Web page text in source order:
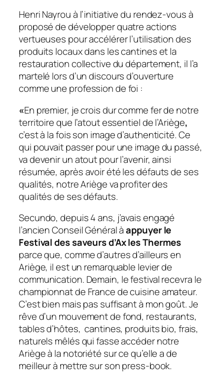
Henri Nayrou à l’initiative du rendez-vous à
proposé de développer quatre actions
vertueuses pour accélérer l’utilisation des
produits locaux dans les cantines et la
restauration collective du département, il l’a
martelé lors d’un discours d’ouverture
comme une profession de foi :
«En premier, je crois dur comme fer de notre
territoire que l’atout essentiel de l’Ariège,
c’est à la fois son image d’authenticité. Ce
qui pouvait passer pour une image du passé,
va devenir un atout pour l’avenir, ainsi
résumée, après avoir été les défauts de ses
qualités, notre Ariège va profiter des
qualités de ses défauts.
Secundo, depuis 4 ans, j’avais engagé
l’ancien Conseil Général àappuyer le
Festival des saveurs d’Ax les Thermes
parce que, comme d’autres d’ailleurs en
Ariège, il est un remarquable levier de
communication. Demain, le festival recevra le
championnat de France de cuisine amateur.
C’est bien mais pas suffisant à mon goût. Je
rêve d’un mouvement de fond, restaurants,
tables d’hôtes, cantines, produits bio, frais,
naturels mêlés qui fasse accéder notre
Ariège à la notoriété sur ce qu’elle a de
meilleur à mettre sur son press-book.